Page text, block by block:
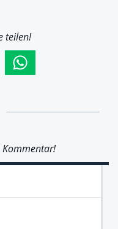
teilen!
Kommentar!